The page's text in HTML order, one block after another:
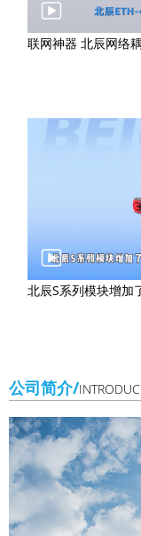
联网神器 北辰网络
北辰S系列模块增加
公司简介/